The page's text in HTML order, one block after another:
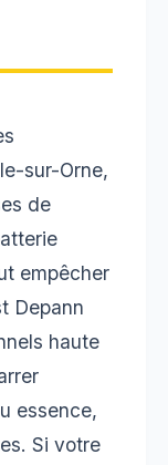
sur-Orne,
de
empêcher
Depann
haute
essence,
Si votre